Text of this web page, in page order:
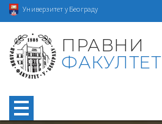
Универзитет у Београду
ПРАВНИ
ФАКУЛТЕТ